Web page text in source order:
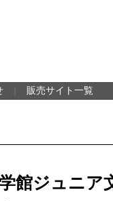
販売サイト一覧
館ジュニ